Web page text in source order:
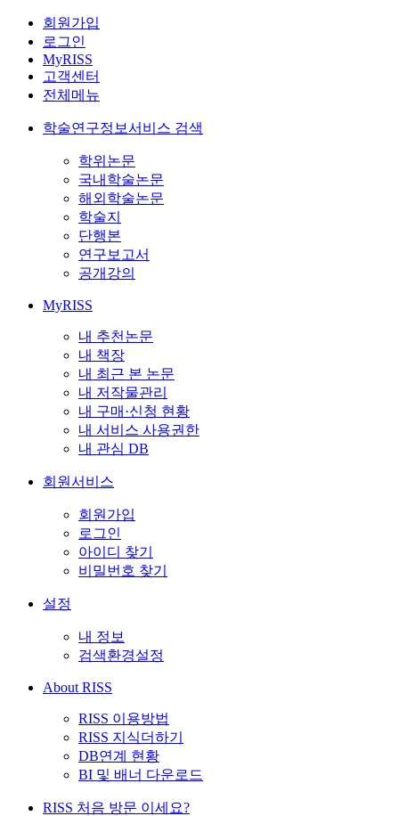
회원가입
로그인
MyRISS
고객센터
전체메뉴
학술연구정보서비스 검색
학위논문
국내학술논문
해외학술논문
학술지
단행본
연구보고서
공개강의
MyRISS
내 추천논문
내 책장
내 최근 본 논문
내 저작물관리
내 구매·신청 현황
내 서비스 사용권한
내 관심 DB
회원서비스
회원가입
로그인
아이디 찾기
비밀번호 찾기
설정
내 정보
검색환경설정
About RISS
RISS 이용방법
RISS 지식더하기
DB연계 현황
BI 및 배너 다운로드
RISS 처음 방문 이세요?